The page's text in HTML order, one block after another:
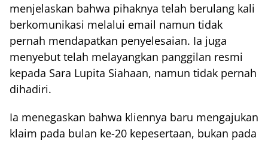
menjelaskan bahwa pihaknya telah berulang kali
berkomunikasi melalui email namun tidak
pernah mendapatkan penyelesaian. Ia juga
menyebut telah melayangkan panggilan resmi
kepada Sara Lupita Siahaan, namun tidak pernah
dihadiri.
Ia menegaskan bahwa kliennya baru mengajukan
klaim pada bulan ke-20 kepesertaan, bukan pada